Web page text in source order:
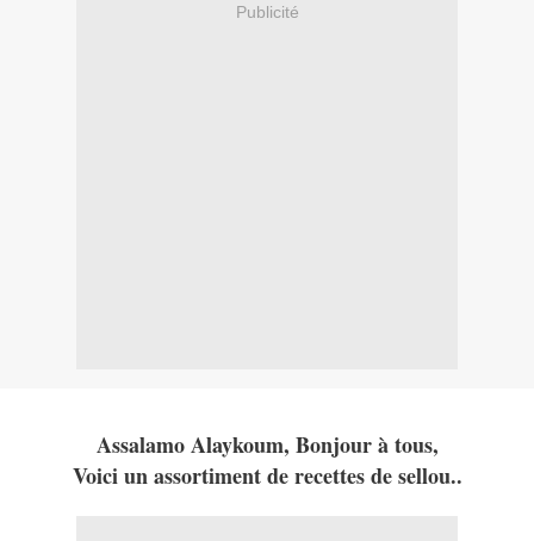
Publicité
Assalamo Alaykoum, Bonjour à tous,
Voici un assortiment de recettes de sellou..